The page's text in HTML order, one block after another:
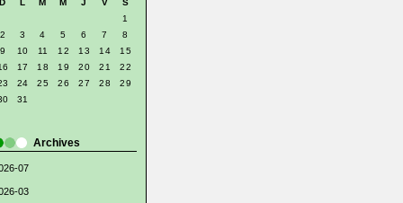
D L M M J V
S
1
2
3 4 5 6 7
8
9
10 11 12 13 14
15
17 18 19 20 21
22
24 25 26 27 28
29
31
Archives
07
03